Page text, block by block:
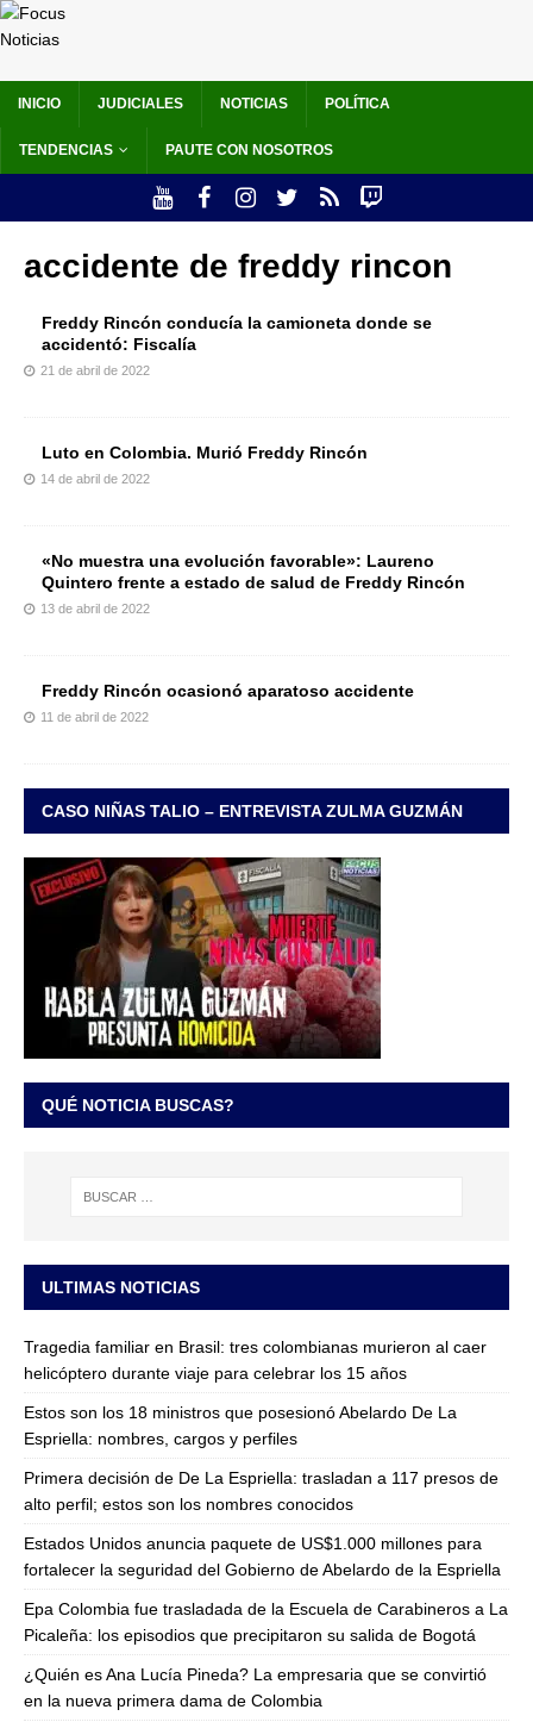
INICIO JUDICIALES NOTICIAS POLÍTICA
TENDENCIAS PAUTE CON NOSOTROS
accidente de freddy rincon
Freddy Rincón conducía la camioneta donde se
accidentó: Fiscalía
21 de abril de 2022
Luto en Colombia. Murió Freddy Rincón
14 de abril de 2022
«No muestra una evolución favorable»: Laureno
Quintero frente a estado de salud de Freddy Rincón
13 de abril de 2022
Freddy Rincón ocasionó aparatoso accidente
11 de abril de 2022
CASO NIÑAS TALIO – ENTREVISTA ZULMA GUZMÁN
QUÉ NOTICIA BUSCAS?
ULTIMAS NOTICIAS
Tragedia familiar en Brasil: tres colombianas murieron al caer
helicóptero durante viaje para celebrar los 15 años
Estos son los 18 ministros que posesionó Abelardo De La
Espriella: nombres, cargos y perfiles
Primera decisión de De La Espriella: trasladan a 117 presos de
alto perfil; estos son los nombres conocidos
Estados Unidos anuncia paquete de US$1.000 millones para
fortalecer la seguridad del Gobierno de Abelardo de la Espriella
Epa Colombia fue trasladada de la Escuela de Carabineros a La
Picaleña: los episodios que precipitaron su salida de Bogotá
¿Quién es Ana Lucía Pineda? La empresaria que se convirtió
en la nueva primera dama de Colombia